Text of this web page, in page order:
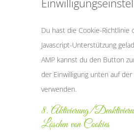
Du hast die Cookie-Richtlinie
Javascript-Unterstützung
AMP kannst du den Button
der Einwilligung unten auf der
verwenden.
8. Aktivierung/
Löschen von Cookies